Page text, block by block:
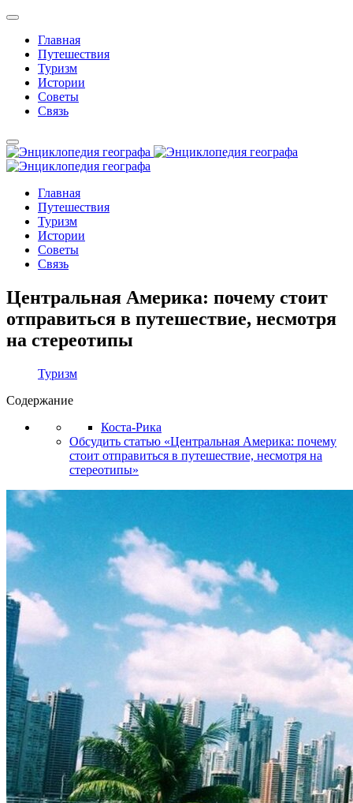
Главная
Путешествия
Туризм
Истории
Советы
Связь
Главная
Путешествия
Туризм
Истории
Советы
Связь
Центральная Америка: почему стоит
отправиться в путешествие, несмотря
на стереотипы
Туризм
Содержание
Коста-Рика
Обсудить статью «Центральная Америка: почему
стоит отправиться в путешествие, несмотря на
стереотипы»